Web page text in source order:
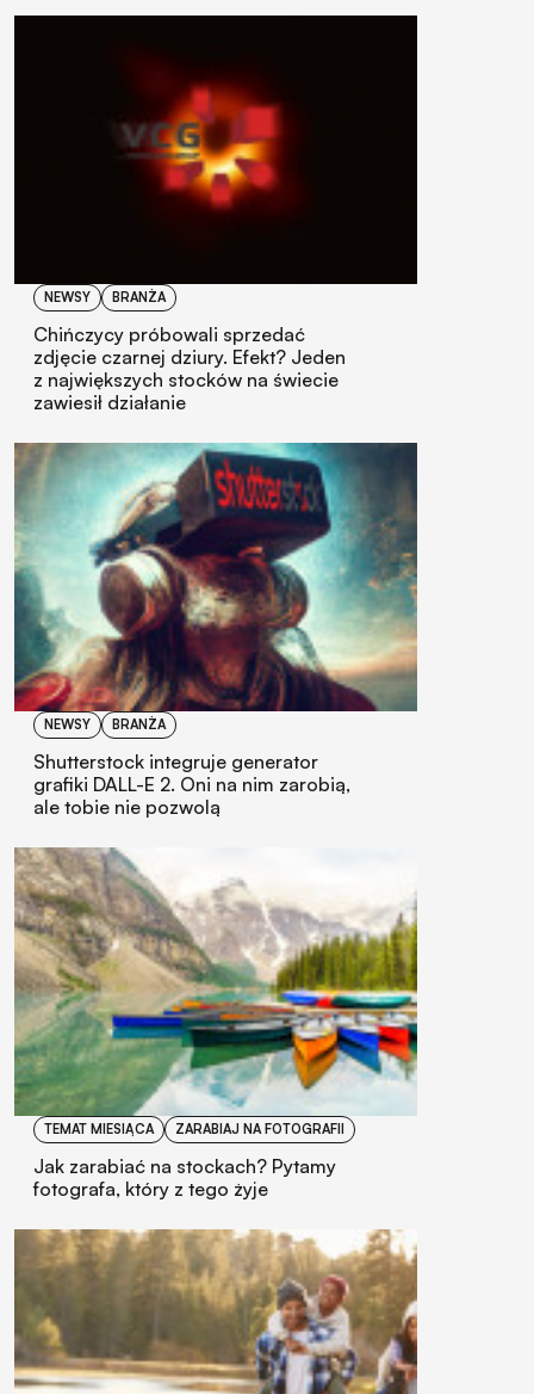
NEWSY BRANŻA
Chińczycy próbowali sprzedać
zdjęcie czarnej dziury. Efekt? Jeden
z największych stocków na świecie
zawiesił działanie
NEWSY BRANŻA
Shutterstock integruje generator
grafiki DALL-E 2. Oni na nim zarobią,
ale tobie nie pozwolą
TEMAT MIESIĄCA ZARABIAJ NA FOTOGRAFII
Jak zarabiać na stockach? Pytamy
fotografa, który z tego żyje